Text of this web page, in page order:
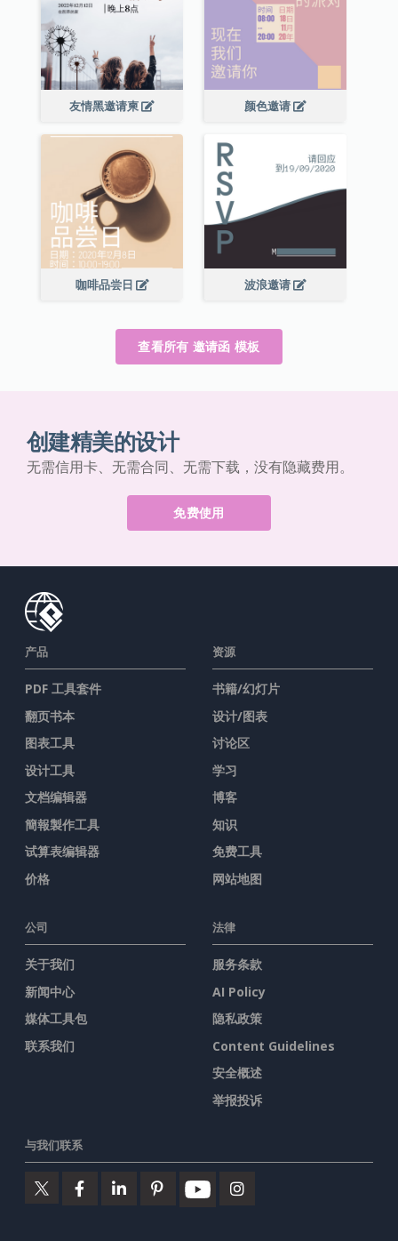
友情黑邀请柬 颜色邀请
咖啡品尝日 波浪邀请
查看所有 邀请函 模板
创建精美的设计
无需信用卡、无需合同、无需下载，没有隐藏费用。
免费使用
产品
PDF 工具套件
翻页书本
图表工具
设计工具
文档编辑器
簡報製作工具
试算表编辑器
价格
资源
书籍/幻灯片
设计/图表
讨论区
学习
博客
知识
免费工具
网站地图
公司
关于我们
新闻中心
媒体工具包
联系我们
法律
服务条款
AI Policy
隐私政策
Content Guidelines
安全概述
举报投诉
与我们联系